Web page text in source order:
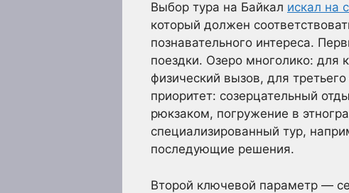
Выбор тура на Байкал искал на
который должен
познавательного интереса.
поездки. Озеро многолико: для
физический вызов, для
приоритет: созерцательный
рюкзаком, погружение в
специализированный тур,
последующие решения.
Второй ключевой параметр —